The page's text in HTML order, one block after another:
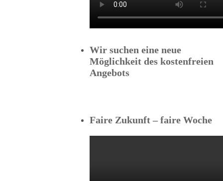
Wir suchen eine neue
Möglichkeit des kostenfreien
Angebots
Faire Zukunft – faire Woche